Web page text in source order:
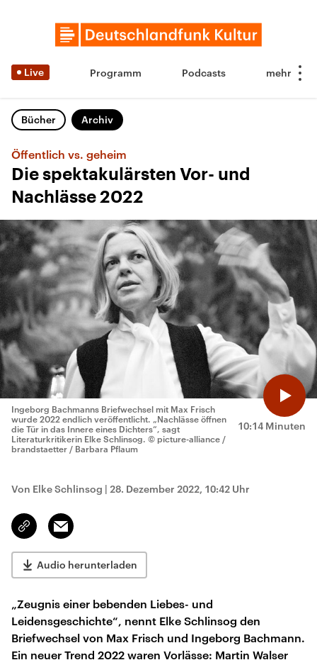
Live Programm Podcasts
Bücher Archiv
Öffentlich vs. geheim
Die spektakulärsten Vor- und
Nachlässe 2022
10:14 Minuten
Ingeborg Bachmanns Briefwechsel mit Max Frisch
wurde 2022 endlich veröffentlicht. „Nachlässe öffnen
die Tür in das Innere eines Dichters“, sagt
Literaturkritikerin Elke Schlinsog. © picture-alliance /
brandstaetter / Barbara Pflaum
Von Elke Schlinsog | 28. Dezember 2022, 10:42 Uhr
Link
kopieren/teilen
Email
Audio herunterladen
„Zeugnis einer bebenden Liebes- und
Leidensgeschichte“, nennt Elke Schlinsog den
Briefwechsel von Max Frisch und Ingeborg Bachmann.
Ein neuer Trend 2022 waren Vorlässe: Martin Walser